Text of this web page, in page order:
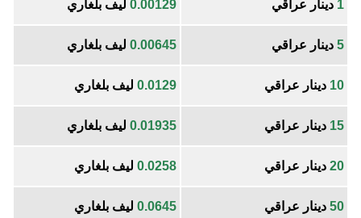
1 دينار عراقي 0.00129 ليف بلغاري
5 دينار عراقي 0.00645 ليف بلغاري
10 دينار عراقي 0.0129 ليف بلغاري
15 دينار عراقي 0.01935 ليف بلغاري
20 دينار عراقي 0.0258 ليف بلغاري
50 دينار عراقي 0.0645 ليف بلغاري